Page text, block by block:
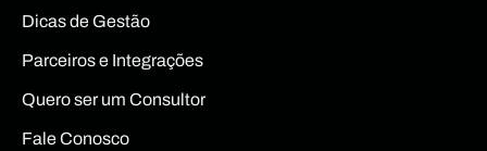
Dicas de Gestão
Parceiros e Integrações
Quero ser um Consultor
Fale Conosco